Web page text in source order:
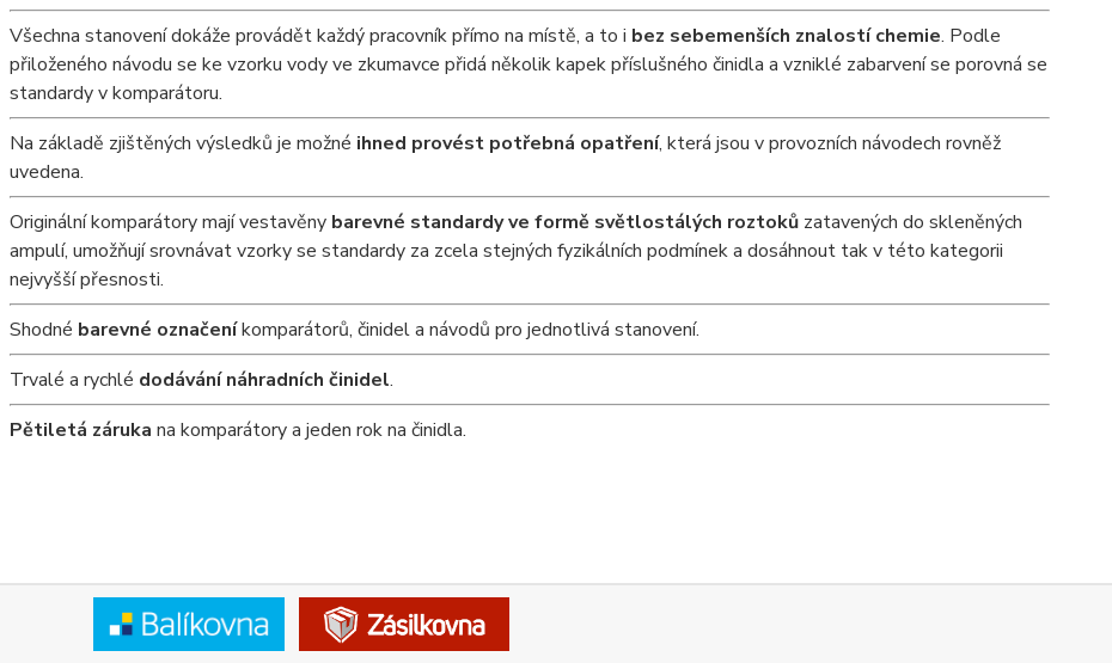
Všechna stanovení dokáže provádět každý pracovník přímo na místě, a to i bez sebemenších znalostí chemie. Podle
přiloženého návodu se ke vzorku vody ve zkumavce přidá několik kapek příslušného činidla a vzniklé zabarvení se porovná se
standardy v komparátoru.
Na základě zjištěných výsledků je možné ihned provést potřebná opatření, která jsou v provozních návodech rovněž
uvedena.
Originální komparátory mají vestavěny barevné standardy ve formě světlostálých roztokůzatavených do skleněných
ampulí, umožňují srovnávat vzorky se standardy za zcela stejných fyzikálních podmínek a dosáhnout tak v této kategorii
nejvyšší přesnosti.
Shodné barevné označeníkomparátorů, činidel a návodů pro jednotlivá stanovení.
Trvalé a rychlé dodávání náhradních činidel.
Pětiletá záruka na komparátory a jeden rok na činidla.